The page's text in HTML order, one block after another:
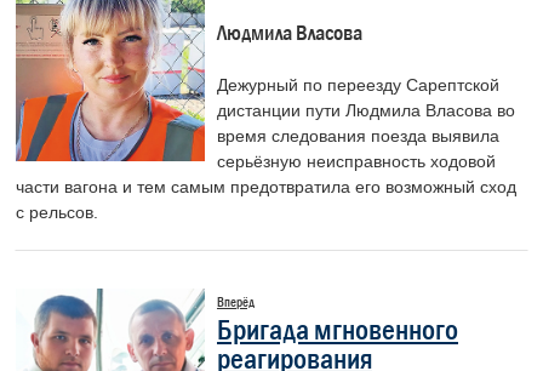
Людмила Власова
Дежурный по переезду Сарептской
дистанции пути Людмила Власова во
время следования поезда выявила
серьёзную неисправность ходовой
части вагона и тем самым предотвратила его возможный сход
с рельсов.
Вперёд
Бригада мгновенного
реагирования